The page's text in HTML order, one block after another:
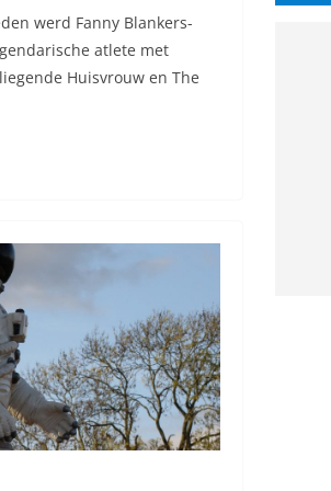
werd Fanny Blankers-
atlete met
Huisvrouw en The